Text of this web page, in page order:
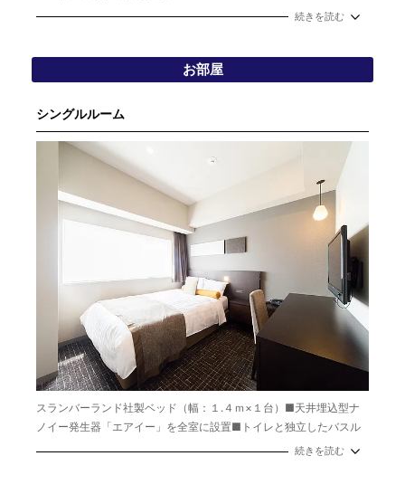
全室にトイレと独立したゆったりと寛げるバスルームを完備！
続きを読む
お部屋
シングルルーム
スランバーランド社製ベッド（幅：１.４ｍ×１台）■天井埋込型ナ
ノイー発生器「エアイー」を全室に設置■トイレと独立したバスル
続きを読む